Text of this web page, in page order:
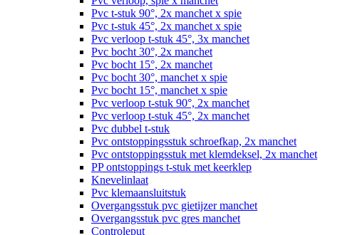
Pvc t-stuk 90°, 2x manchet x spie
Pvc t-stuk 45°, 2x manchet x spie
Pvc verloop t-stuk 45°, 3x manchet
Pvc bocht 30°, 2x manchet
Pvc bocht 15°, 2x manchet
Pvc bocht 30°, manchet x spie
Pvc bocht 15°, manchet x spie
Pvc verloop t-stuk 90°, 2x manchet
Pvc verloop t-stuk 45°, 2x manchet
Pvc dubbel t-stuk
Pvc ontstoppingsstuk schroefkap, 2x manchet
Pvc ontstoppingsstuk met klemdeksel, 2x manchet
PP ontstoppings t-stuk met keerklep
Knevelinlaat
Pvc klemaansluitstuk
Overgangsstuk pvc gietijzer manchet
Overgangsstuk pvc gres manchet
Controleput